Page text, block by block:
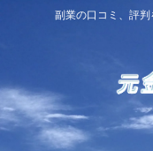
副業の口コミ、評